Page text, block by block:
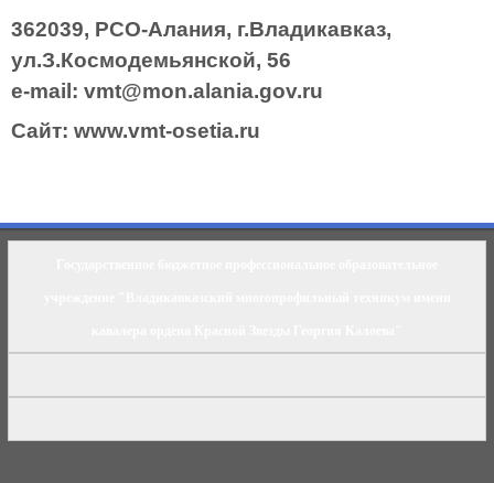
362039, РСО-Алания, г.Владикавказ,
ул.З.Космодемьянской, 56
e-mail: vmt@mon.alania.gov.ru
Cайт: www.vmt-osetia.ru